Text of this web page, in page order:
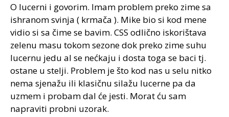
O lucerni i govorim. Imam problem preko zime sa
ishranom svinja ( krmača ). Mike bio si kod mene
vidio si sa čime se bavim. CSS odlično iskorištava
zelenu masu tokom sezone dok preko zime suhu
lucernu jedu al se nećkaju i dosta toga se baci tj.
ostane u stelji. Problem je što kod nas u selu nitko
nema sjenažu ili klasičnu silažu lucerne pa da
uzmem i probam dal će jesti. Morat ću sam
napraviti probni uzorak.